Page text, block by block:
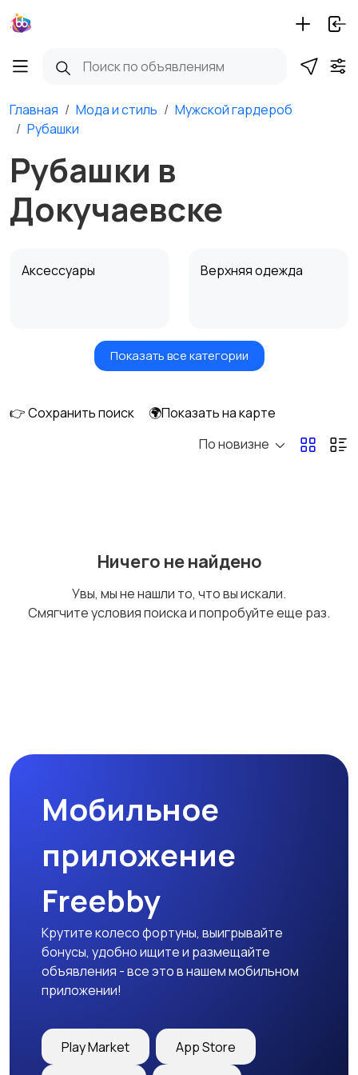
Главная Мода и стиль
Мужской гардероб
Рубашки
Рубашки в
Докучаевске
Аксессуары Верхняя одежда
Головные уборы Домашняя одежда
Нижнее белье
Футболки и поло Штаны и шорты
Другое
Показать все категории
👉 Сохранить поиск
🌍Показать на карте
По новизне
Ничего не найдено
Увы, мы не нашли то, что вы искали.
Смягчите условия поиска и попробуйте еще раз.
Мобильное
приложение
Freebby
Крутите колесо фортуны, выигрывайте
бонусы, удобно ищите и размещайте
объявления - все это в нашем мобильном
приложении!
Play Market App Store